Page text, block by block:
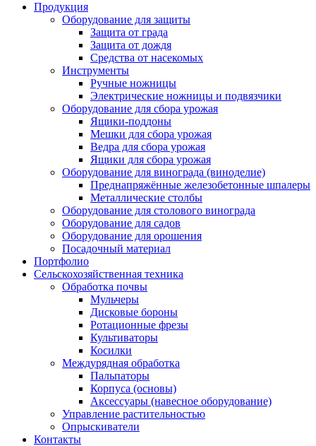
Продукция
Оборудование для защиты
Защита от града
Защита от дождя
Средства от насекомых
Инструменты
Ручные ножницы
Электрические ножницы и подвязчики
Оборудование для сбора урожая
Ящики-поддоны
Мешки для сбора урожая
Ведра для сбора урожая
Ящики для сбора урожая
Оборудование для винограда (виноделие)
Преднапряжённые железобетонные шпалеры
Металлические столбы
Оборудование для столового винограда
Оборудование для садов
Оборудование для орошения
Посадочный материал
Портфолио
Сельскохозяйственная техника
Обработка почвы
Мульчеры
Дисковые бороны
Ротационные фрезы
Культиваторы
Косилки
Междурядная обработка
Пальпаторы
Корпуса (основы)
Аксессуары (навесное оборудование)
Управление растительностью
Опрыскиватели
Контакты